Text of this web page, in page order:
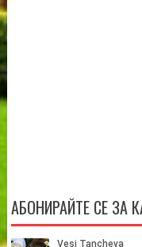
АБОНИРАЙТЕ СЕ ЗА